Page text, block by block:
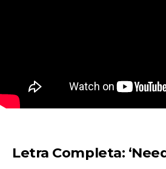
Letra Completa: